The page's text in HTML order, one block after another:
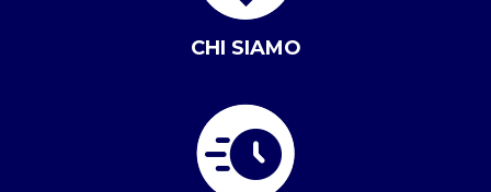
CHI SIAMO